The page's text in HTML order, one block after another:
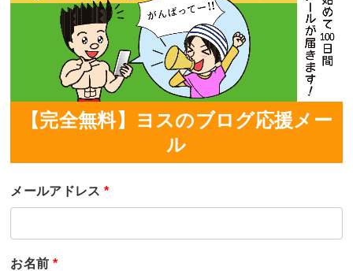
【完全無料】ヨスのブログ応援メー
ル
メールアドレス *
お名前 *